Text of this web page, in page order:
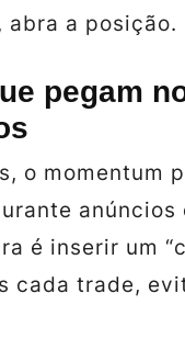
abra a posição.
pegam
o momentum
anúncios
é inserir um
cada trade,